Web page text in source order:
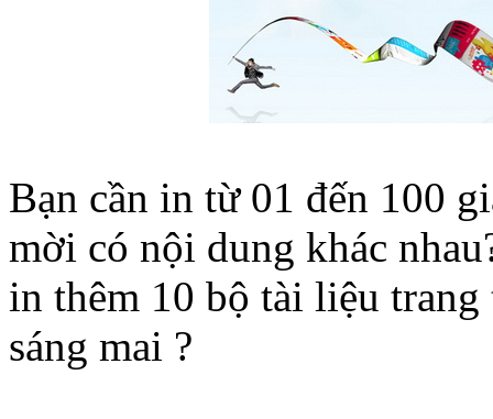
Bạn cần in từ 01 đến 100
mời có nội dung khác
in thêm 10 bộ tài liệu
sáng mai ?